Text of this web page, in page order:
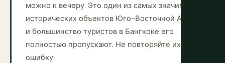
можно к вечеру. Это один из самых значимых
исторических объектов Юго-Восточной Азии,
и большинство туристов в Бангкоке его
полностью пропускают. Не повторяйте их
ошибку.